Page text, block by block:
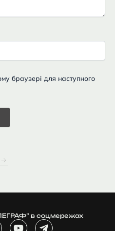
браузері для наступного
в соцмережах
Y
T